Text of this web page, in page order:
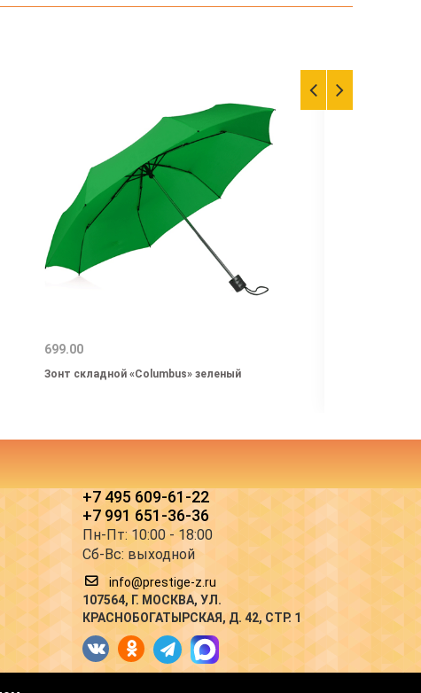
699.00
Зонт складной «Columbus» зеленый
+7 495 609-61-22
+7 991 651-36-36
Пн-Пт: 10:00 - 18:00
Сб-Вс: выходной
info@prestige-z.ru
107564, Г. МОСКВА, УЛ.
КРАСНОБОГАТЫРСКАЯ, Д. 42, СТР. 1